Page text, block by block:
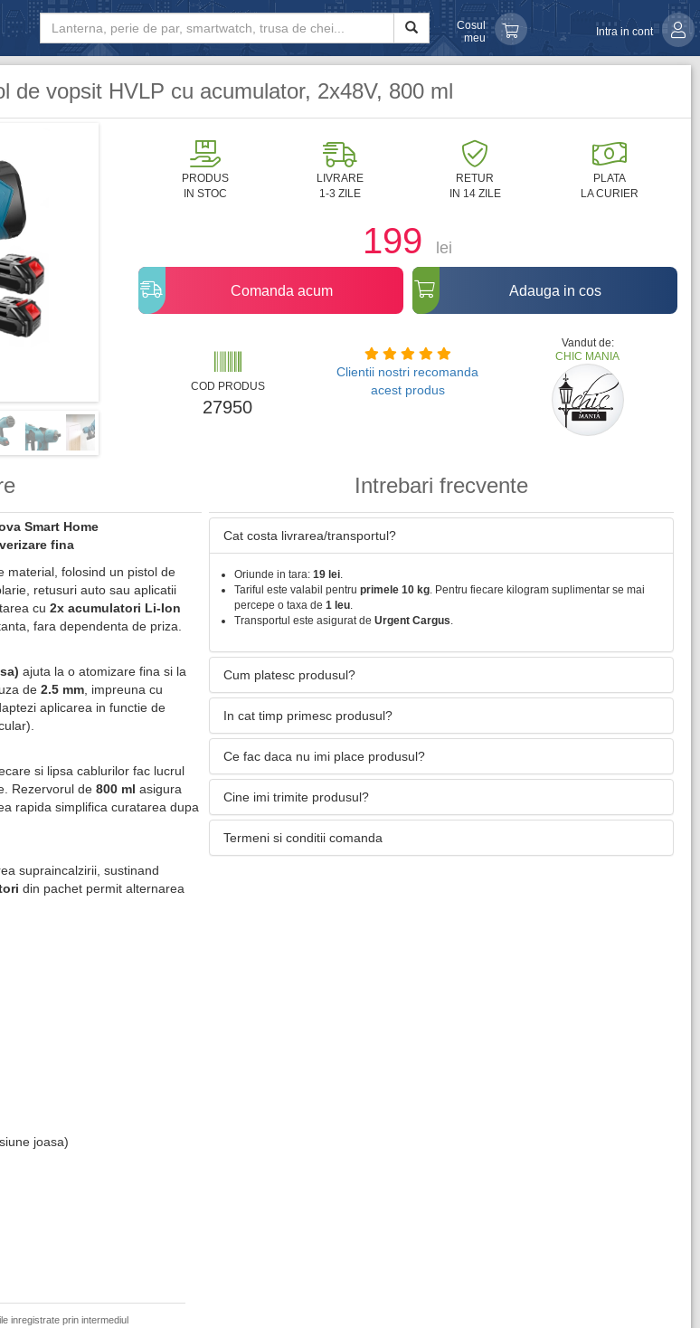
Cosul
meu
Intra in cont
de vopsit HVLP cu acumulator, 2x48V, 800 ml
PRODUS
IN STOC
LIVRARE
1-3 ZILE
RETUR
IN 14 ZILE
PLATA
LA CURIER
199 lei
Comanda acum Adauga in cos
COD PRODUS
27950
Clientii nostri recomanda
acest produs
Vandut de:
CHIC MANIA
Smart Home
fina
material, folosind un pistol de
retusuri auto sau aplicatii
cu 2x acumulatori Li-Ion
fara dependenta de priza.
ajuta la o atomizare fina si la
de 2.5 mm , impreuna cu
aplicarea in functie de
si lipsa cablurilor fac lucrul
Rezervorul de 800 ml asigura
rapida simplifica curatarea dupa
supraincalzirii, sustinand
din pachet permit alternarea
joasa)
inregistrate prin intermediul
Intrebari frecvente
Cat costa livrarea/transportul?
Oriunde in tara: 19 lei.
Tariful este valabil pentru primele 10 kg. Pentru fiecare kilogram suplimentar se mai
percepe o taxa de 1 leu.
Transportul este asigurat de Urgent Cargus.
Cum platesc produsul?
In cat timp primesc produsul?
Ce fac daca nu imi place produsul?
Cine imi trimite produsul?
Termeni si conditii comanda